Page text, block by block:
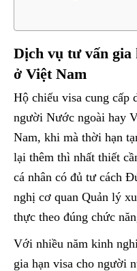
Dịch vụ tư vấn
ở Việt Nam
Hộ chiếu visa cung cấp
người Nước ngoài hay
Nam, khi mà thời hạn
lại thêm thì nhất thiết
cá nhân có đủ tư cách
nghị cơ quan Quản lý
thực theo đúng chức
Với nhiều năm kinh
gia hạn visa cho người